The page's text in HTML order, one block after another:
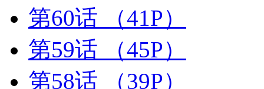
第60话
（41P）
第59话
（45P）
第58话
（39P）